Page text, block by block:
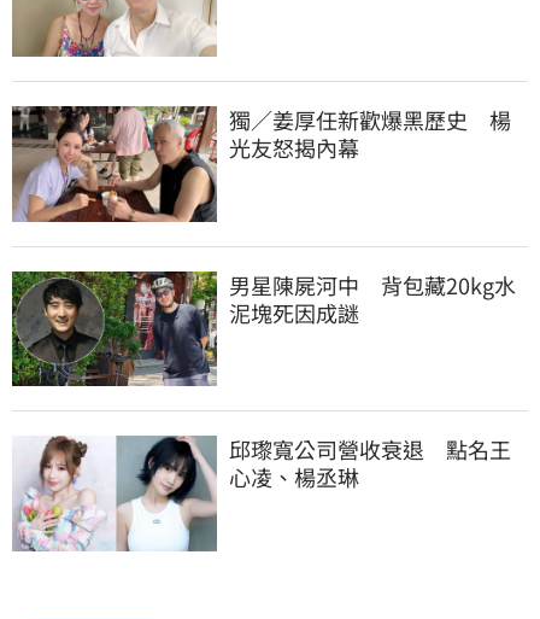
獨／姜厚任新歡爆黑歷史　楊
光友怒揭內幕
男星陳屍河中　背包藏20kg水
泥塊死因成謎
邱瓈寬公司營收衰退　點名王
心凌、楊丞琳